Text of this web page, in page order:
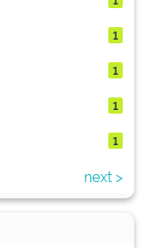
1
1
1
1
next >